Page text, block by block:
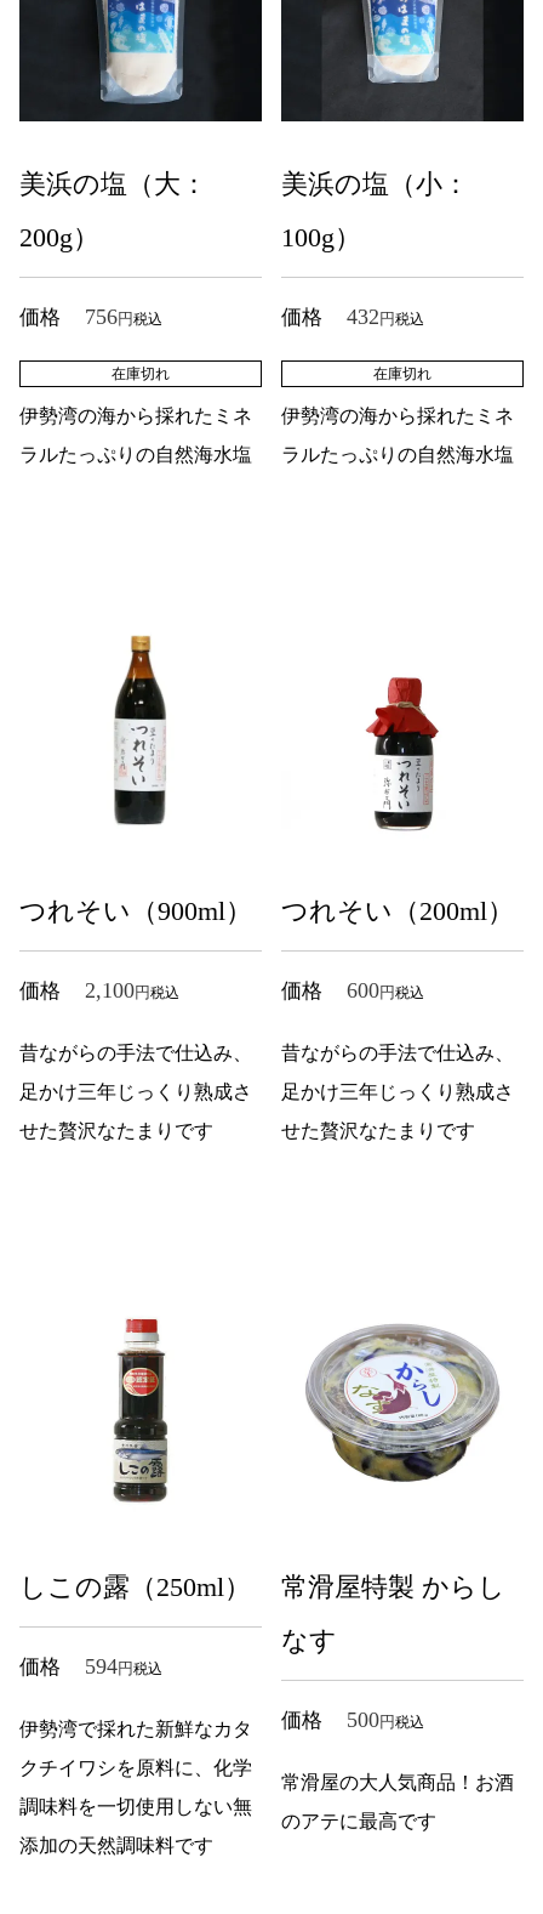
美浜の塩（大：
200g）
価格 756 税込
在庫切れ
伊勢湾の海から採れたミネ
ラルたっぷりの自然海水塩
美浜の塩（小：
100g）
価格 432 税込
在庫切れ
伊勢湾の海から採れたミネ
ラルたっぷりの自然海水塩
つれそい（900ml）
価格 2,100 税込
昔ながらの手法で仕込み、
足かけ三年じっくり熟成さ
せた贅沢なたまりです
つれそい（200ml）
価格 600 税込
昔ながらの手法で仕込み、
足かけ三年じっくり熟成さ
せた贅沢なたまりです
しこの露（250ml）
価格 594 税込
伊勢湾で採れた新鮮なカタ
クチイワシを原料に、化学
調味料を一切使用しない無
添加の天然調味料です
常滑屋特製 からし
なす
価格 500 税込
常滑屋の大人気商品！お酒
のアテに最高です